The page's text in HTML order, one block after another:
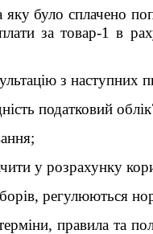
було сплачено
за товар-1 в
з наступних
податковий
у розрахунку
регулюються
правила та